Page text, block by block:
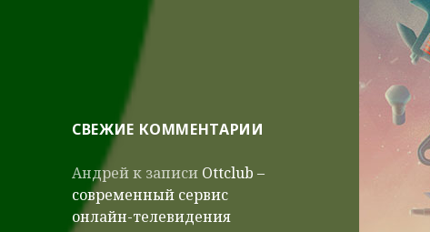
СВЕЖИЕ КОММЕНТАРИИ
Андрейк записи Ottclub –
современный сервис
онлайн-телевидения